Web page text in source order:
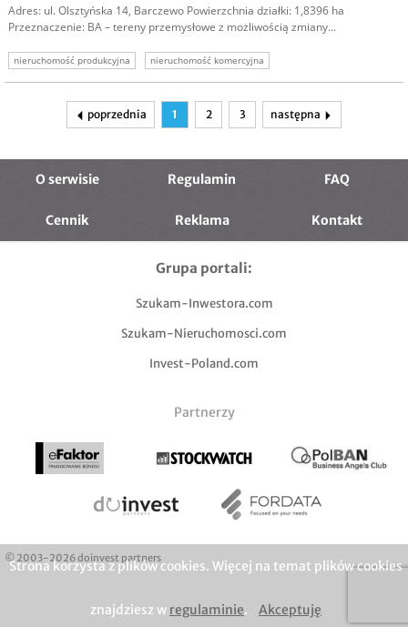
Adres: ul. Olsztyńska 14, Barczewo Powierzchnia działki: 1,8396 ha
Przeznaczenie: BA – tereny przemysłowe z możliwością zmiany...
nieruchomość produkcyjna
nieruchomość komercyjna
nieruchomość gruntowa
grunt komercyjny
sprzedam grunt komercyjny
teren komercyjny
terem produkcyjny
poprzednia 1 2 3 następna
O serwisie Regulamin FAQ
Cennik Reklama Kontakt
Grupa portali:
Szukam-Inwestora.com
Szukam-Nieruchomosci.com
Invest-Poland.com
Partnerzy
© 2003-2026 doinvest partners
Strona korzysta z plików cookies. Więcej na temat plików cookies
znajdziesz w regulaminie. Akceptuję